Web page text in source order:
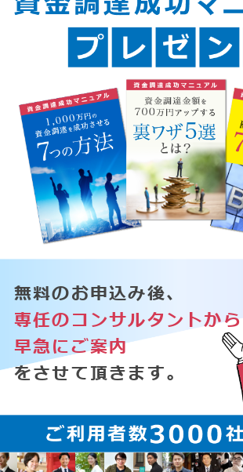
無料のお申込み後、
専任のコンサルタントから
早急にご案内
をさせて頂きます。